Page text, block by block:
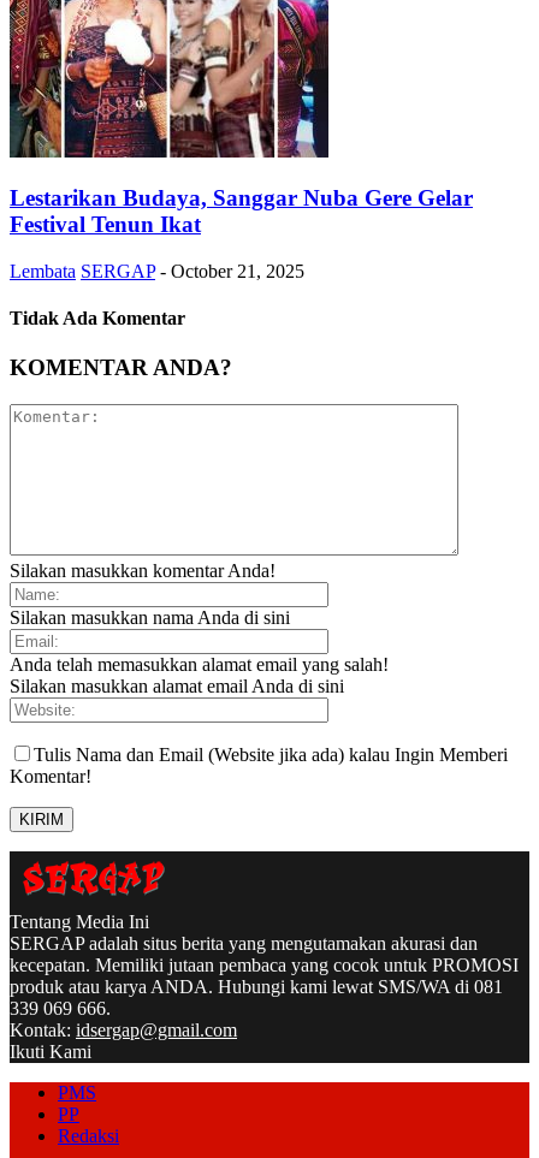
Lestarikan Budaya, Sanggar Nuba Gere Gelar
Festival Tenun Ikat
Lembata SERGAP - October 21, 2025
Tidak Ada Komentar
KOMENTAR ANDA?
Silakan masukkan komentar Anda!
Silakan masukkan nama Anda di sini
Anda telah memasukkan alamat email yang salah!
Silakan masukkan alamat email Anda di sini
Tulis Nama dan Email (Website jika ada) kalau Ingin Memberi
Komentar!
Tentang Media Ini
SERGAP adalah situs berita yang mengutamakan akurasi dan
kecepatan. Memiliki jutaan pembaca yang cocok untuk PROMOSI
produk atau karya ANDA. Hubungi kami lewat SMS/WA di 081
339 069 666.
Kontak: idsergap@gmail.com
Ikuti Kami
PMS
PP
Redaksi